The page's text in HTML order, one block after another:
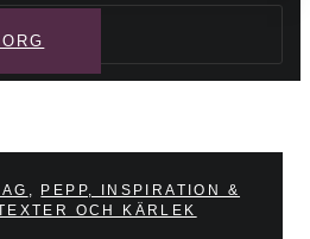
PEPP, INSPIRATION &
OCH KÄRLEK